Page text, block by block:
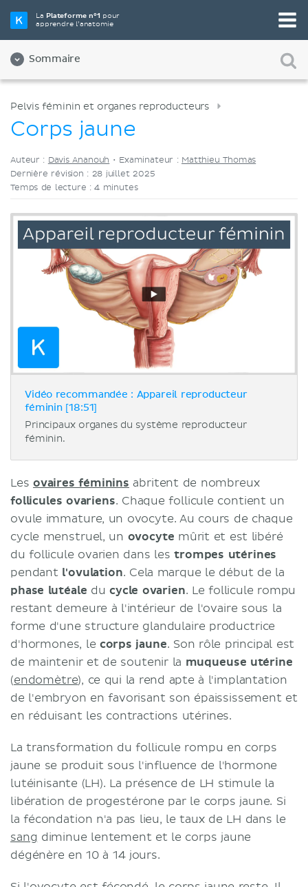
La Plateforme n°1 pour
apprendre l’anatomie
Sommaire
Choisissez votre outil d'étude préféré
Vidéos
Pelvis féminin et organes reproducteurs
Corps jaune
Auteur : Davis Ananouh • Examinateur : Matthieu Thomas
Dernière révision : 28 juillet 2025
Temps de lecture : 4 minutes
Vidéo recommandée : Appareil reproducteur
féminin [18:51]
Principaux organes du système reproducteur
féminin.
Les ovaires féminins abritent de nombreux
follicules ovariens. Chaque follicule contient un
ovule immature, un ovocyte. Au cours de chaque
cycle menstruel, un ovocyte mûrit et est libéré
du follicule ovarien dans lestrompes utérines
pendant l'ovulation. Cela marque le début de la
phase lutéale ducycle ovarien. Le follicule rompu
restant demeure à l'intérieur de l'ovaire sous la
forme d'une structure glandulaire productrice
d'hormones, le corps jaune. Son rôle principal est
de maintenir et de soutenir la muqueuse utérine
(endomètre), ce qui la rend apte à l'implantation
de l'embryon en favorisant son épaississement et
en réduisant les contractions utérines.
La transformation du follicule rompu en corps
jaune se produit sous l'influence de l'hormone
lutéinisante (LH). La présence de LH stimule la
libération de progestérone par le corps jaune. Si
la fécondation n'a pas lieu, le taux de LH dans le
sang diminue lentement et le corps jaune
dégénère en 10 à 14 jours.